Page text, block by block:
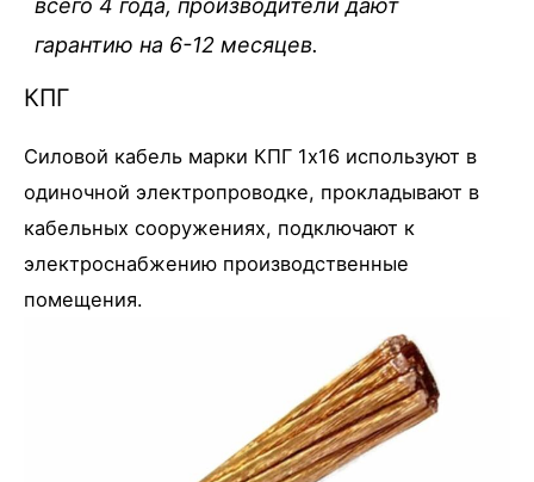
всего 4 года, производители дают
гарантию на 6-12 месяцев.
КПГ
Силовой кабель марки КПГ 1х16 используют в
одиночной электропроводке, прокладывают в
кабельных сооружениях, подключают к
электроснабжению производственные
помещения.